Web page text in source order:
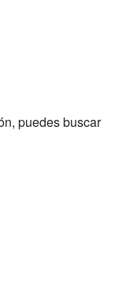
puedes buscar